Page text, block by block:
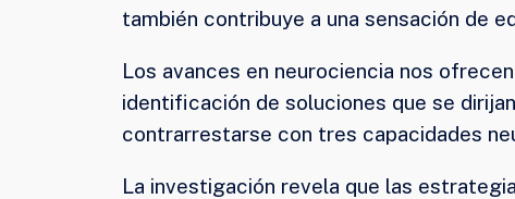
también contribuye a una sensación de
Los avances en neurociencia nos
identificación de soluciones que se
contrarrestarse con tres capacidades
La investigación revela que las